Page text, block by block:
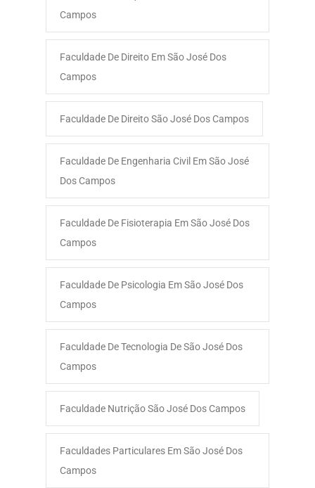
Campos
Faculdade De Direito Em São José Dos
Campos
Faculdade De Direito São José Dos Campos
Faculdade De Engenharia Civil Em São José
Dos Campos
Faculdade De Fisioterapia Em São José Dos
Campos
Faculdade De Psicologia Em São José Dos
Campos
Faculdade De Tecnologia De São José Dos
Campos
Faculdade Nutrição São José Dos Campos
Faculdades Particulares Em São José Dos
Campos